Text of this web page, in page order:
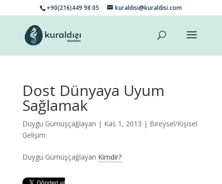
+90(216)449 98 05 kuraldisi@kuraldisi.com
Dost Dünyaya Uyum
Sağlamak
Duygu Gümüşçağlayan | Kas 1, 2013 | Bireysel/Kişisel
Gelişim
Duygu Gümüşçağlayan Kimdir?